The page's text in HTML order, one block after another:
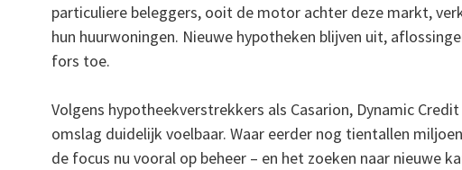
particuliere beleggers, ooit de motor achter deze markt,
hun huurwoningen. Nieuwe hypotheken blijven uit,
fors toe.
Volgens hypotheekverstrekkers als Casarion, Dynamic
omslag duidelijk voelbaar. Waar eerder nog tientallen
de focus nu vooral op beheer – en het zoeken naar nieuwe